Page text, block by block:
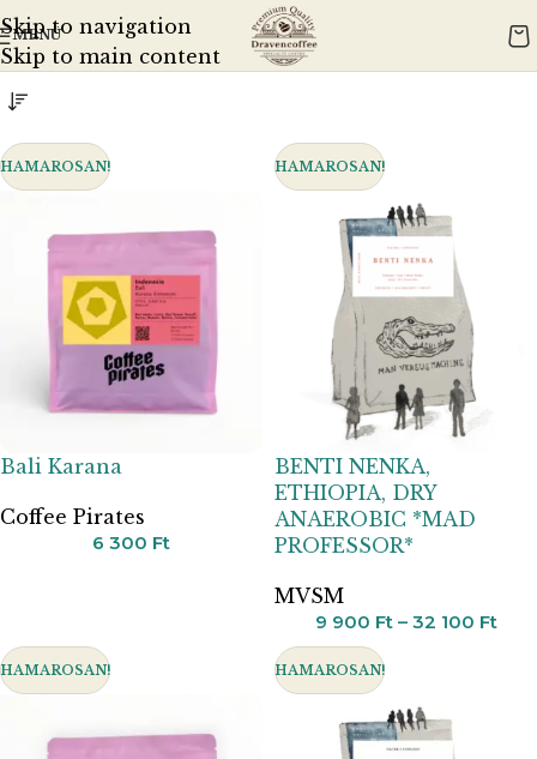
Skip to navigation
Skip to main content
MENÜ
Kezdőlap Terméktípusok
Single Origin
Mind a(z) 26 találat megjelenítve
HAMAROSAN!
Bali Karana
Coffee Pirates
6 300 Ft
HAMAROSAN!
BENTI NENKA,
ETHIOPIA, DRY
ANAEROBIC *MAD
PROFESSOR*
MVSM
9 900 Ft – 32 100 Ft
HAMAROSAN! HAMAROSAN!